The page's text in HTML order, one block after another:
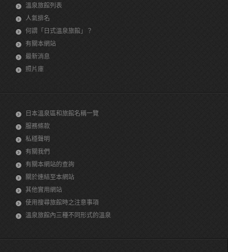
溫泉旅館列表
人氣排名
何謂「日式溫泉旅館」？
有關本網站
最新消息
照片庫
日本溫泉區和旅館名稱一覽
服務條款
私穩聲明
有關我們
有關本網站的查詢
關於連結至本網站
其他實用網站
使用搜尋旅館時之注意事項
溫泉旅館內三種不同形式的溫泉